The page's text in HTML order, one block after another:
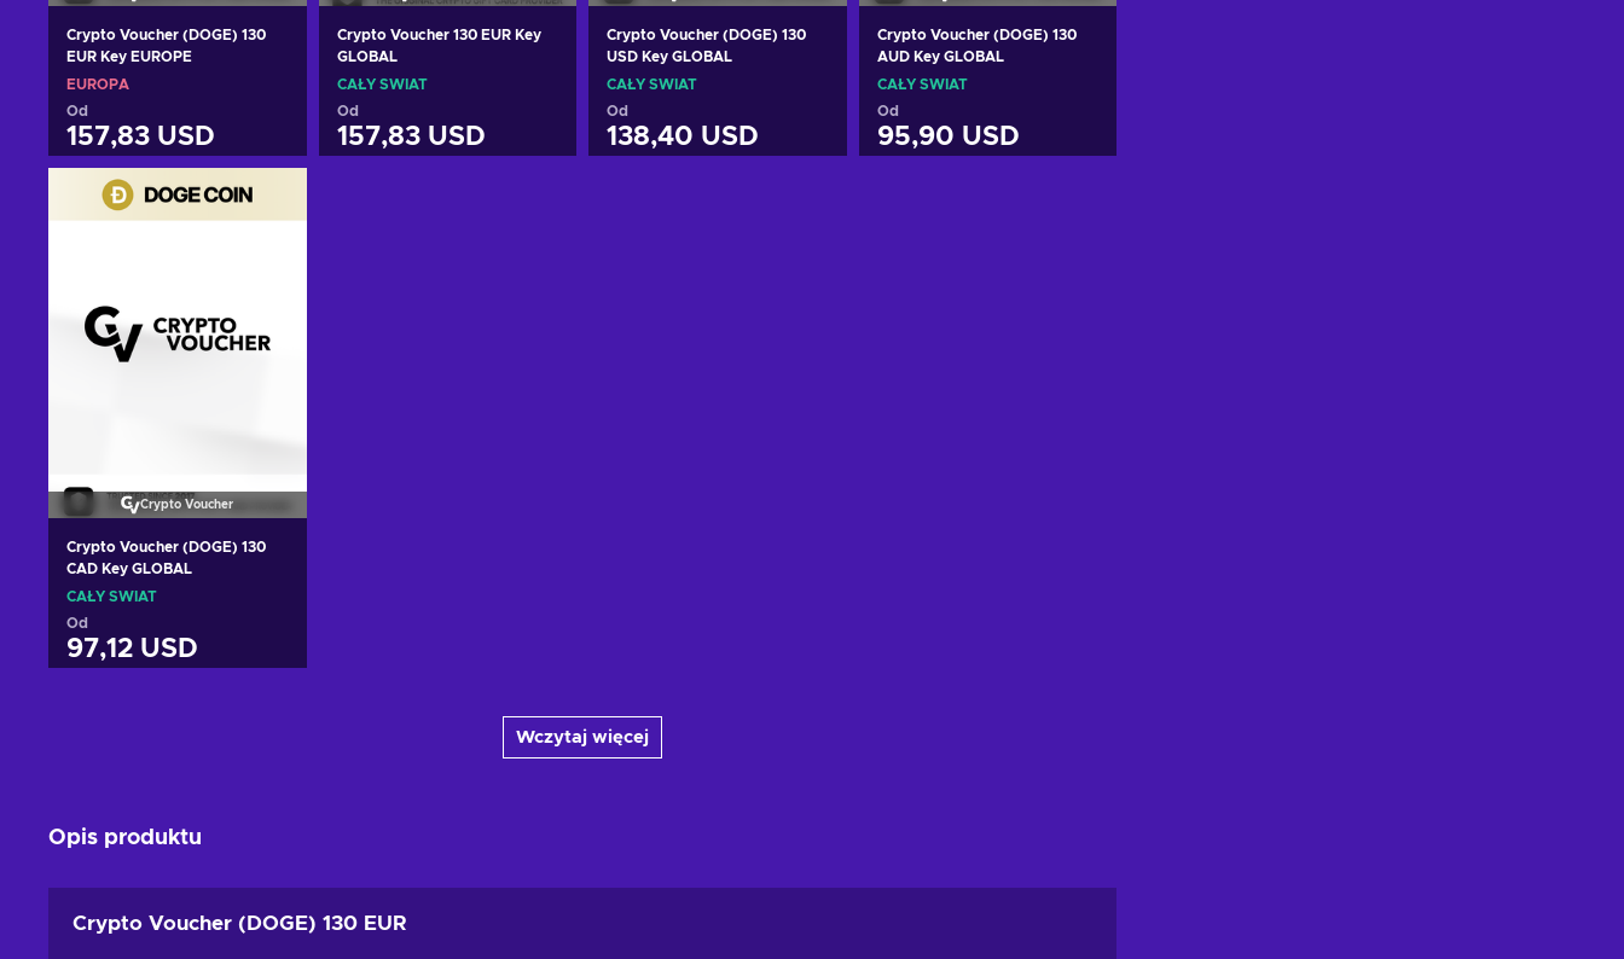
Crypto Voucher (DOGE) 130
EUR Key EUROPE
EUROPA
Od
157,83 USD
Dodaj do koszyka
Crypto Voucher 130 EUR Key
GLOBAL
CAŁY ŚWIAT
Od
157,83 USD
Crypto Voucher (DOGE) 130
USD Key GLOBAL
CAŁY ŚWIAT
Od
138,40 USD
Crypto Voucher (DOGE) 130
AUD Key GLOBAL
CAŁY ŚWIAT
Od
95,90 USD
Crypto Voucher
Crypto Voucher (DOGE) 130
CAD Key GLOBAL
CAŁY ŚWIAT
Od
97,12 USD
Wczytaj więcej
Opis produktu
Crypto Voucher (DOGE) 130 EUR